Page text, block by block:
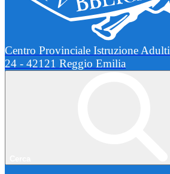
Centro Provinciale Istruzione Adulti
24 - 42121 Reggio Emilia